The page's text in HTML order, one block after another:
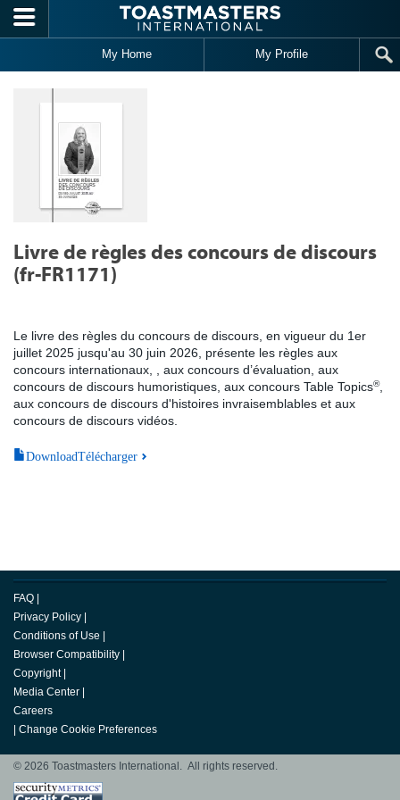
Skip to main content
My Home My Profile
Livre de règles des concours de discours
(fr-FR1171)
Le livre des règles du concours de discours, en vigueur du 1er
juillet 2025 jusqu'au 30 juin 2026, présente les règles aux
concours internationaux, , aux concours d’évaluation, aux
concours de discours humoristiques, aux concours Table Topics®,
aux concours de discours d'histoires invraisemblables et aux
concours de discours vidéos.
DownloadTélécharger
FAQ
Privacy Policy
Conditions of Use
Browser Compatibility
Copyright
Media Center
Careers
Change Cookie Preferences
© 2026 Toastmasters International. All rights reserved.